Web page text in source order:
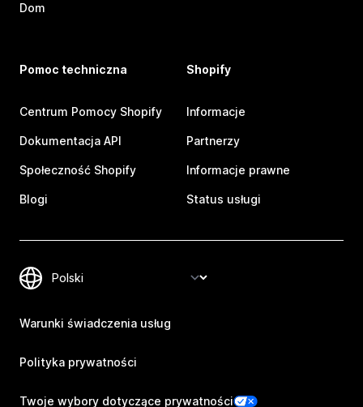
Dom
Pomoc techniczna
Centrum Pomocy Shopify
Dokumentacja API
Społeczność Shopify
Blogi
Shopify
Informacje
Partnerzy
Informacje prawne
Status usługi
Warunki świadczenia usług
Polityka prywatności
Twoje wybory dotyczące prywatności